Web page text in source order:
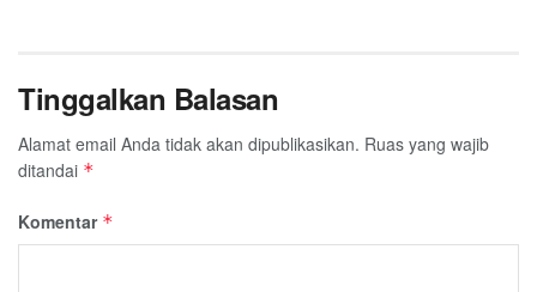
Tinggalkan Balasan
Alamat email Anda tidak akan dipublikasikan. Ruas yang wajib
ditandai *
Komentar *